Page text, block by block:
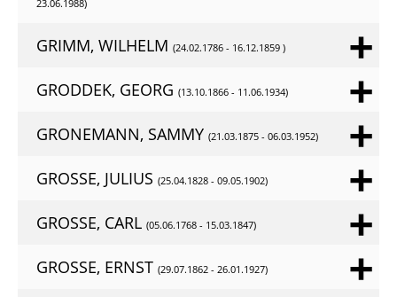
23.06.1988)
GRIMM, WILHELM (24.02.1786 - 16.12.1859 )
GRODDEK, GEORG (13.10.1866 - 11.06.1934)
GRONEMANN, SAMMY (21.03.1875 - 06.03.1952)
GROSSE, JULIUS (25.04.1828 - 09.05.1902)
GROSSE, CARL (05.06.1768 - 15.03.1847)
GROSSE, ERNST (29.07.1862 - 26.01.1927)